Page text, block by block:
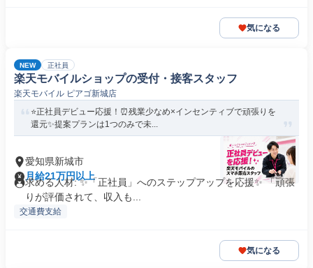
気になる
NEW 正社員
楽天モバイルショップの受付・接客スタッフ
楽天モバイル ピアゴ新城店
⭐正社員デビュー応援！⏰残業少なめ×インセンティブで頑張りを
還元✨提案プランは1つのみで未...
愛知県新城市
月給21万円以上
求める人材: ✨「正社員」へのステップアップを応援✨ 「頑張
りが評価されて、収入も...
交通費支給
気になる